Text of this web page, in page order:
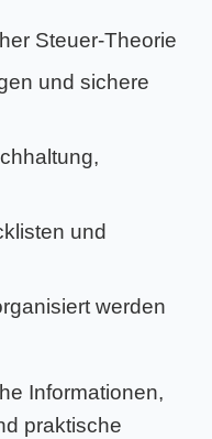
Steuer-Theorie
und sichere
und
werden
Informationen,
praktische